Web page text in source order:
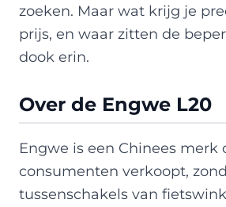
zoeken. Maar wat krijg je
prijs, en waar zitten de
dook erin.
Over de Engwe L20
Engwe is een Chinees merk
consumenten verkoopt,
tussenschakels van